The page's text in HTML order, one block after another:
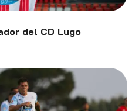
del CD Lugo